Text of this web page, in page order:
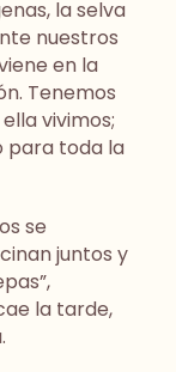
la selva
nuestros
en la
Tenemos
vivimos;
para toda la
se
juntos y
la tarde,